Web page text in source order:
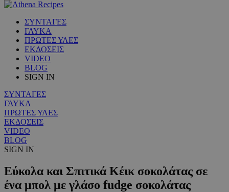
ΣΥΝΤΑΓΕΣ
ΓΛΥΚΑ
ΠΡΩΤΕΣ ΥΛΕΣ
ΕΚΔΟΣΕΙΣ
VIDEO
BLOG
SIGN IN
ΣΥΝΤΑΓΕΣ
ΓΛΥΚΑ
ΠΡΩΤΕΣ ΥΛΕΣ
ΕΚΔΟΣΕΙΣ
VIDEO
BLOG
SIGN IN
Εύκολα και Σπιτικά Κέικ σοκολάτας σε
ένα μπολ με γλάσο fudge σοκολάτας